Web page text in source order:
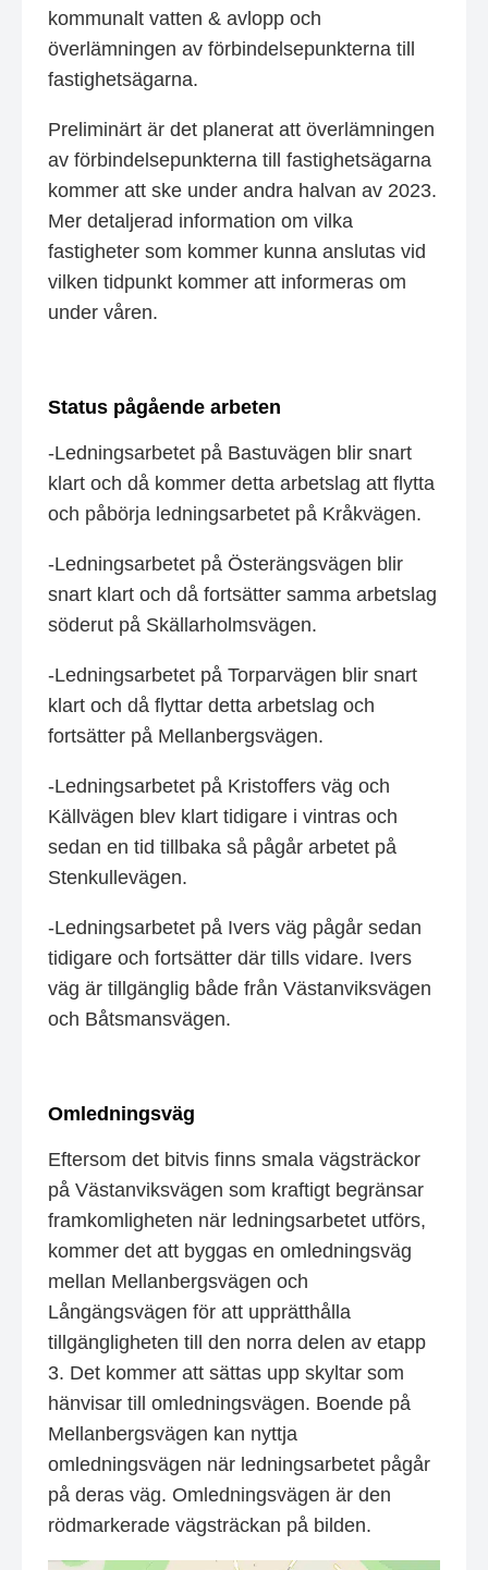
kommunalt vatten & avlopp och
överlämningen av förbindelsepunkterna till
fastighetsägarna.
Preliminärt är det planerat att överlämningen
av förbindelsepunkterna till fastighetsägarna
kommer att ske under andra halvan av 2023.
Mer detaljerad information om vilka
fastigheter som kommer kunna anslutas vid
vilken tidpunkt kommer att informeras om
under våren.
Status pågående arbeten
-Ledningsarbetet på Bastuvägen blir snart
klart och då kommer detta arbetslag att flytta
och påbörja ledningsarbetet på Kråkvägen.
-Ledningsarbetet på Österängsvägen blir
snart klart och då fortsätter samma arbetslag
söderut på Skällarholmsvägen.
-Ledningsarbetet på Torparvägen blir snart
klart och då flyttar detta arbetslag och
fortsätter på Mellanbergsvägen.
-Ledningsarbetet på Kristoffers väg och
Källvägen blev klart tidigare i vintras och
sedan en tid tillbaka så pågår arbetet på
Stenkullevägen.
-Ledningsarbetet på Ivers väg pågår sedan
tidigare och fortsätter där tills vidare. Ivers
väg är tillgänglig både från Västanviksvägen
och Båtsmansvägen.
Omledningsväg
Eftersom det bitvis finns smala vägsträckor
på Västanviksvägen som kraftigt begränsar
framkomligheten när ledningsarbetet utförs,
kommer det att byggas en omledningsväg
mellan Mellanbergsvägen och
Långängsvägen för att upprätthålla
tillgängligheten till den norra delen av etapp
3. Det kommer att sättas upp skyltar som
hänvisar till omledningsvägen. Boende på
Mellanbergsvägen kan nyttja
omledningsvägen när ledningsarbetet pågår
på deras väg. Omledningsvägen är den
rödmarkerade vägsträckan på bilden.